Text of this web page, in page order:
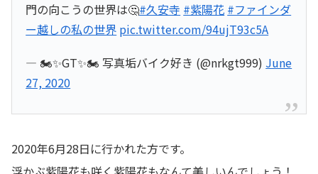
門の向こうの世界は🤔#久安寺 #紫陽花 #ファインダ
ー越しの私の世界 pic.twitter.com/94ujT93c5A
— 🏍✨GT✨🏍 写真垢バイク好き (@nrkgt999) June
27, 2020
2020年6月28日に行かれた方です。